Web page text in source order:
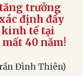
trưởng
định đầy
kinh tế tại
40 năm!
Đình Thiên)